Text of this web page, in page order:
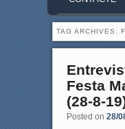
TAG ARCHIVES:
Festa
(28-8-
Posted on 28/